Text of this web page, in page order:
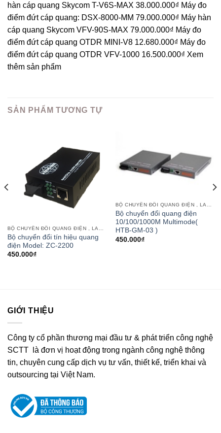
hàn cáp quang Skycom T-V6S-MAX 38.000.000₫ Máy đo
điểm đứt cáp quang: DSX-8000-MM 79.000.000₫ Máy hàn
cáp quang Skycom VFV-90S-MAX 79.000.000₫ Máy đo
điểm đứt cáp quang OTDR MINI-V8 12.680.000₫ Máy đo
điểm đứt cáp quang OTDR VFV-1000 16.500.000₫ Xem
thêm sản phẩm
SẢN PHẨM TƯƠNG TỰ
Bộ chuyển đổi tín hiệu quang
điện Model: ZC-2200
450.000₫
BỘ CHUYỂN ĐỔI QUANG ĐIỆN , LAN QUANG
Bộ chuyển đổi quang điện
10/100/1000M Multimode(
HTB-GM-03 )
450.000₫
GIỚI THIỆU
Công ty cổ phần thương mại đầu tư & phát triển công nghệ
SCTT là đơn vị hoạt động trong ngành công nghệ thông
tin, chuyên cung cấp dịch vụ tư vấn, thiết kế, triển khai và
outsourcing tại Việt Nam.